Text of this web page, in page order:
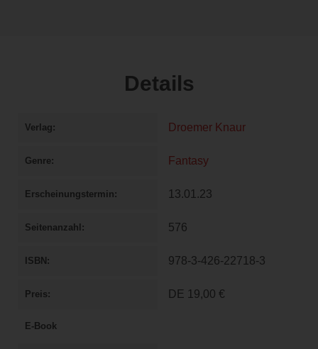
Details
Verlag Droemer Knaur
Genre Fantasy
Erscheinungstermin 13.01.23
Seitenanzahl 576
ISBN 978-3-426-22718-3
Preis DE 19,00 €
E-Book